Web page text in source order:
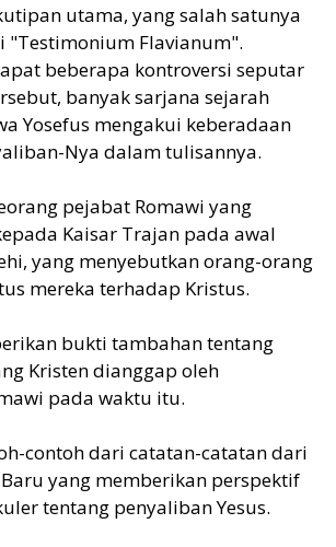
utama, yang salah satunya
"Testimonium Flavianum".
beberapa kontroversi seputar
banyak sarjana sejarah
Yosefus mengakui keberadaan
Nya dalam tulisannya.
pejabat Romawi yang
Kaisar Trajan pada awal
yang menyebutkan orang-orang
mereka terhadap Kristus.
bukti tambahan tentang
Kristen dianggap oleh
pada waktu itu.
contoh dari catatan-catatan dari
yang memberikan perspektif
tentang penyaliban Yesus.